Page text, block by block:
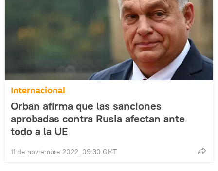
Internacional
Orban afirma que las sanciones
aprobadas contra Rusia afectan ante
todo a la UE
11 de noviembre 2022, 09:30 GMT